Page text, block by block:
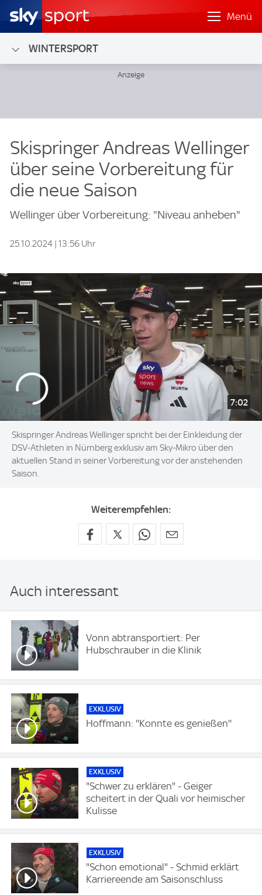
Menü
WINTERSPORT
Skispringer Andreas Wellinger
über seine Vorbereitung für
die neue Saison
Wellinger über Vorbereitung: "Niveau anheben"
25.10.2024 | 13:56 Uhr
7:02
Skispringer Andreas Wellinger spricht bei der Einkleidung der
DSV-Athleten in Nürnberg exklusiv am Sky-Mikro über den
aktuellen Stand in seiner Vorbereitung vor der anstehenden
Saison.
Weiterempfehlen:
Auch interessant
Vonn abtransportiert: Per
Hubschrauber in die Klinik
EXKLUSIV
Hoffmann: ''Konnte es genießen''
EXKLUSIV
"Schwer zu erklären" - Geiger
scheitert in der Quali vor heimischer
Kulisse
EXKLUSIV
"Schon emotional" - Schmid erklärt
Karriereende am Saisonschluss